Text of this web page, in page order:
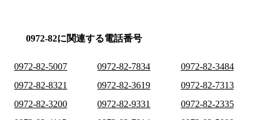
0972-82に関連する電話番号
0972-82-5007 0972-82-7834
0972-82-3484
0972-82-8321
0972-82-3619
0972-82-7313
0972-82-3200
0972-82-9331
0972-82-2335